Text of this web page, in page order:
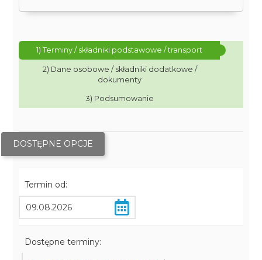
1) Terminy / składniki podstawowe / transport
2) Dane osobowe / składniki dodatkowe /
dokumenty
3) Podsumowanie
DOSTĘPNE OPCJE
Termin od:
Dostępne terminy: